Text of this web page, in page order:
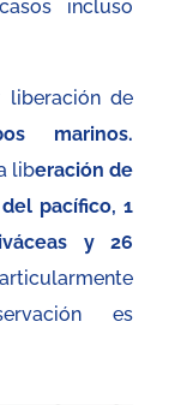
incluso
liberación de
marinos.
liberación de
pacífico, 1
y 26
es